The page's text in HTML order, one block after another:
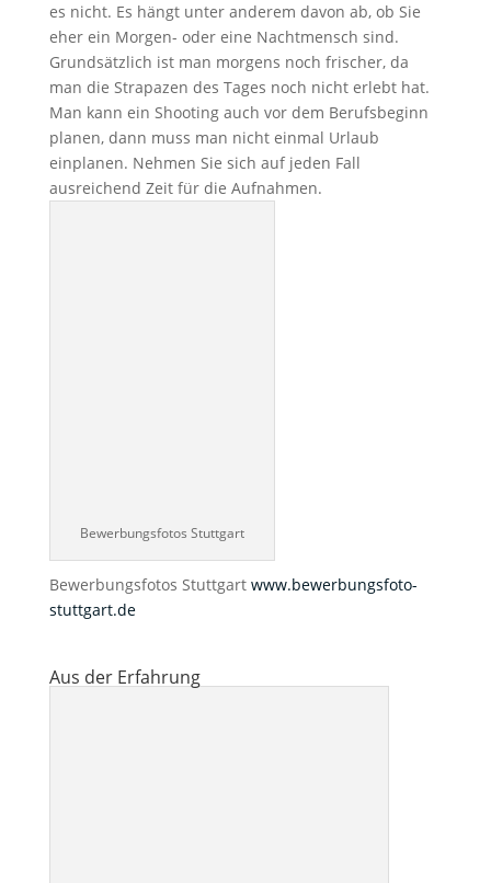
es nicht. Es hängt unter anderem davon ab, ob Sie
eher ein Morgen- oder eine Nachtmensch sind.
Grundsätzlich ist man morgens noch frischer, da
man die Strapazen des Tages noch nicht erlebt hat.
Man kann ein Shooting auch vor dem Berufsbeginn
planen, dann muss man nicht einmal Urlaub
einplanen. Nehmen Sie sich auf jeden Fall
ausreichend Zeit für die Aufnahmen.
Bewerbungsfotos Stuttgart
Bewerbungsfotos Stuttgart www.bewerbungsfoto-
stuttgart.de
Aus der Erfahrung